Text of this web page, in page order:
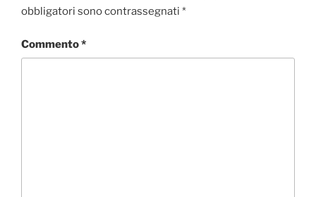
obbligatori sono contrassegnati *
Commento*